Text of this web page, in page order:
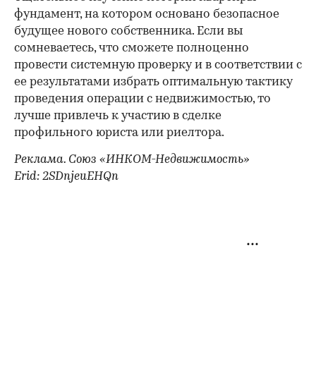
фундамент, на котором основано безопасное
будущее нового собственника. Если вы
сомневаетесь, что сможете полноценно
провести системную проверку и в соответствии с
ее результатами избрать оптимальную тактику
проведения операции с недвижимостью, то
лучше привлечь к участию в сделке
профильного юриста или риелтора.
Реклама. Союз «ИНКОМ-Недвижимость»
Erid: 2SDnjeuEHQn